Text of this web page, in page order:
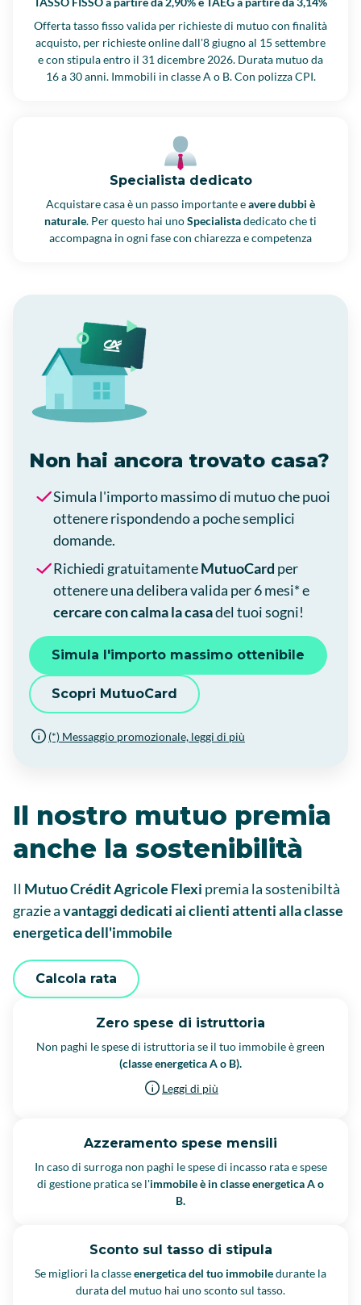
Offerta tasso fisso valida per richieste di mutuo con finalità
acquisto, per richieste online dall'8 giugno al 15 settembre
e con stipula entro il 31 dicembre 2026. Durata mutuo da
16 a 30 anni. Immobili in classe A o B. Con polizza CPI.
Specialista dedicato
Acquistare casa è un passo importante eavere dubbi è
naturale. Per questo hai unoSpecialistadedicato che ti
accompagna in ogni fase con chiarezza e competenza
Non hai ancora trovato casa?
Simula l'importo massimo di mutuo che puoi
ottenere rispondendo a poche semplici
domande.
Richiedi gratuitamenteMutuoCard per
ottenere una delibera valida per 6 mesi* e
cercare con calma la casadel tuoi sogni!
Simula l'importo massimo ottenibile
Scopri MutuoCard
(*) Messaggio promozionale, leggi di più
Il nostro mutuo premia
anche la sostenibilità
Il Mutuo Crédit Agricole Flexi premia la sostenibiltà
grazie avantaggi dedicati ai clienti attenti alla classe
energetica dell'immobile
Calcola rata
Zero spese di istruttoria
Non paghi le spese di istruttoria se il tuo immobile è green
(classe energetica A o B).
Leggi di più
Azzeramento spese mensili
In caso di surroga non paghi le spese di incasso rata e spese
di gestione pratica se l'immobile è in classe energetica A o
B.
Sconto sul tasso di stipula
Se migliori la classeenergetica del tuo immobiledurante la
durata del mutuo hai uno sconto sul tasso.